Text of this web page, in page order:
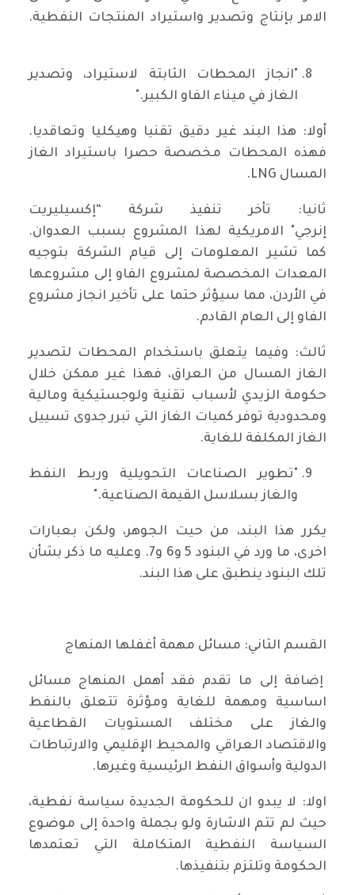
الامر بإنتاج وتصدير واستيراد المنتجات النفطية.
"انجاز المحطات الثابتة لاستيراد، وتصدير
الغاز في ميناء الفاو الكبير."
أولا: هذا البند غير دقيق تقنيا وهيكليا وتعاقديا.
فهذه المحطات مخصصة حصرا باستيراد الغاز
المسال LNG.
ثانيا: تأخر تنفيذ شركة “إكسيليريت
إنرجي" الامريكية لهذا المشروع بسبب العدوان.
كما تشير المعلومات إلى قيام الشركة بتوجيه
المعدات المخصصة لمشروع الفاو إلى مشروعها
في الأردن، مما سيؤثر حتما على تأخير انجاز مشروع
الفاو إلى العام القادم.
ثالث: وفيما يتعلق باستخدام المحطات لتصدير
الغاز المسال من العراق، فهذا غير ممكن خلال
حكومة الزيدي لأسباب تقنية ولوجستيكية ومالية
ومحدودية توفر كميات الغاز التي تبرر جدوى تسييل
الغاز المكلفة للغاية.
"تطوير الصناعات التحويلية وربط النفط
والغاز بسلاسل القيمة الصناعية."
يكرر هذا البند، من حيت الجوهر، ولكن بعبارات
اخرى، ما ورد في البنود 5 و6 و7. وعليه ما ذكر بشأن
تلك البنود ينطبق على هذا البند.
القسم الثاني: مسائل مهمة أغفلها المنهاج
إضافة إلى ما تقدم فقد أهمل المنهاج مسائل
اساسية ومهمة للغاية ومؤثرة تتعلق بالنفط
والغاز على مختلف المستويات القطاعية
والاقتصاد العراقي والمحيط الإقليمي والارتباطات
الدولية وأسواق النفط الرئيسية وغيرها.
اولا: لا يبدو ان للحكومة الجديدة سياسة نفطية،
حيث لم تتم الاشارة ولو بجملة واحدة إلى موضوع
السياسة النفطية المتكاملة التي تعتمدها
الحكومة وتلتزم بتنفيذها.